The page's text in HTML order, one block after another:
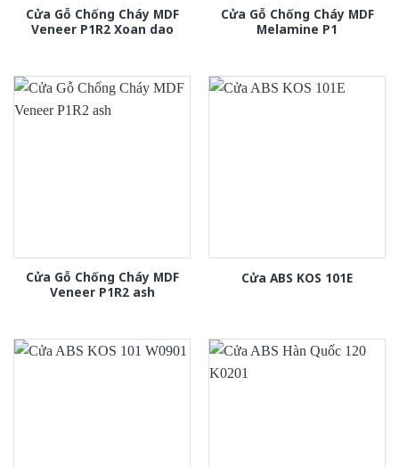
Cửa Gỗ Chống Cháy MDF
Veneer P1R2 Xoan dao
Cửa Gỗ Chống Cháy MDF
Melamine P1
Cửa Gỗ Chống Cháy MDF
Veneer P1R2 ash
Cửa ABS KOS 101E